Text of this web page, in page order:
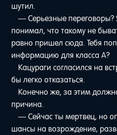
шутил.
— Серьезные переговоры?
понимал, что такому не
равно пришел сюда. Тебя
информацию для класса A?
Кацураги согласился на
бы легко отказаться.
Конечно же, за этим
причина.
— Сейчас ты мертвец, но
шансы на возрождение,